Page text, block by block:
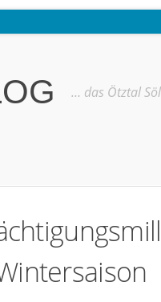
von Sölden
… das Ötztal